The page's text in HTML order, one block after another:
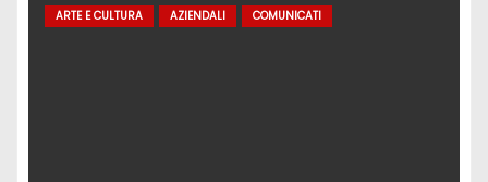
ARTE E CULTURA AZIENDALI COMUNICATI